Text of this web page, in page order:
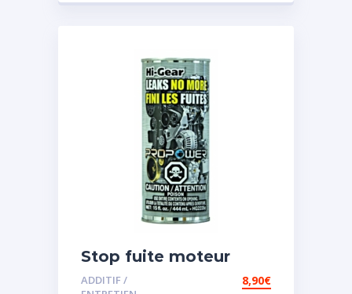
Stop fuite moteur
ADDITIF /
8,90€